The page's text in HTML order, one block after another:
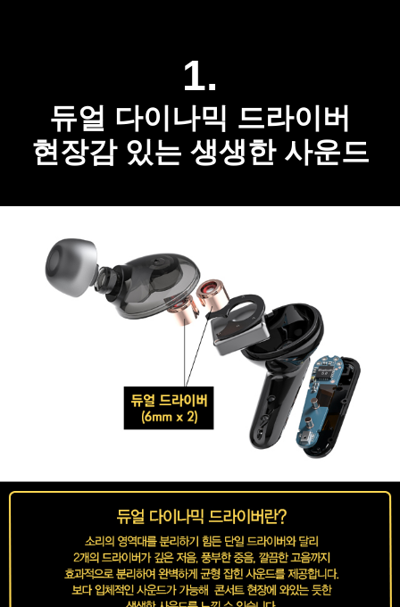
1.
듀얼 다이나믹 드라이버
현장감 있는 생생한 사운드